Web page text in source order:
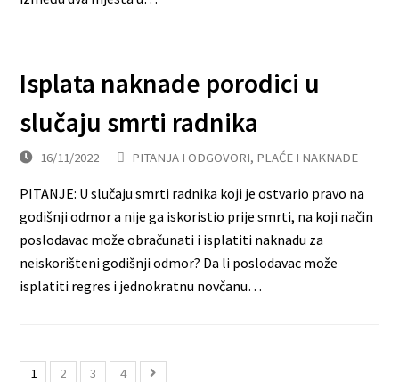
Isplata naknade porodici u
slučaju smrti radnika
16/11/2022 PITANJA I ODGOVORI, PLAĆE I NAKNADE
PITANJE: U slučaju smrti radnika koji je ostvario pravo na
godišnji odmor a nije ga iskoristio prije smrti, na koji način
poslodavac može obračunati i isplatiti naknadu za
neiskorišteni godišnji odmor? Da li poslodavac može
isplatiti regres i jednokratnu novčanu…
1 2 3 4